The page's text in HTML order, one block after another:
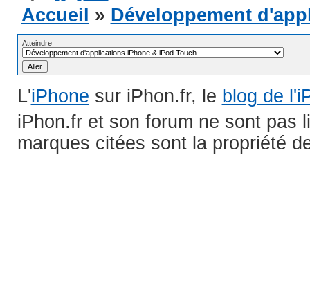
Accueil » Développement
Atteindre
L'iPhone sur iPhon.fr, le blog de
iPhon.fr et son forum ne sont pas
marques citées sont la propriété